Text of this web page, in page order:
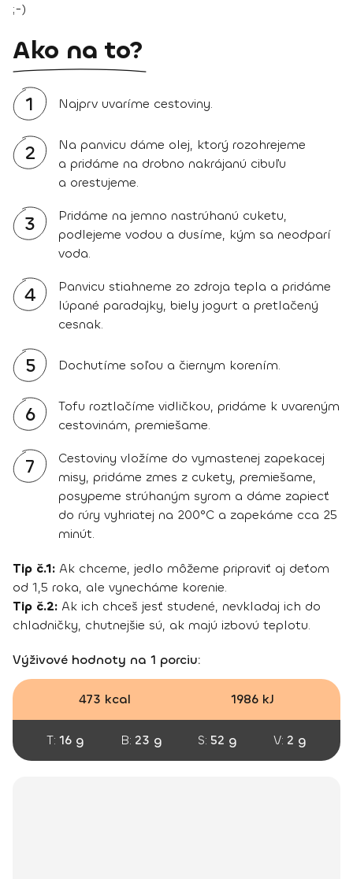
;-)
Ako na to?
1 Najprv uvaríme cestoviny.
2
Na panvicu dáme olej, ktorý rozohrejeme
a pridáme na drobno nakrájanú cibuľu
a orestujeme.
3
Pridáme na jemno nastrúhanú cuketu,
podlejeme vodou a dusíme, kým sa neodparí
voda.
4
Panvicu stiahneme zo zdroja tepla a pridáme
lúpané paradajky, biely jogurt a pretlačený
cesnak.
5 Dochutíme soľou a čiernym korením.
6
Tofu roztlačíme vidličkou, pridáme k uvareným
cestovinám, premiešame.
7
Cestoviny vložíme do vymastenej zapekacej
misy, pridáme zmes z cukety, premiešame,
posypeme strúhaným syrom a dáme zapiecť
do rúry vyhriatej na 200°C a zapekáme cca 25
minút.
Tip č.1: Ak chceme, jedlo môžeme pripraviť aj deťom
od 1,5 roka, ale vynecháme korenie.
Tip č.2: Ak ich chceš jesť studené, nevkladaj ich do
chladničky, chutnejšie sú, ak majú izbovú teplotu.
Výživové hodnoty na 1 porciu:
473 kcal 1986 kJ
T: 16 g B: 23 g S: 52 g V: 2 g